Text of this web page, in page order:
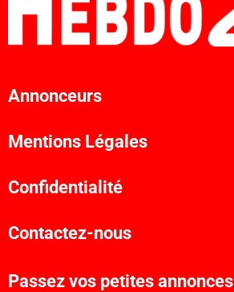
Annonceurs
Mentions Légales
Confidentialité
Contactez-nous
Passez vos petites annonces